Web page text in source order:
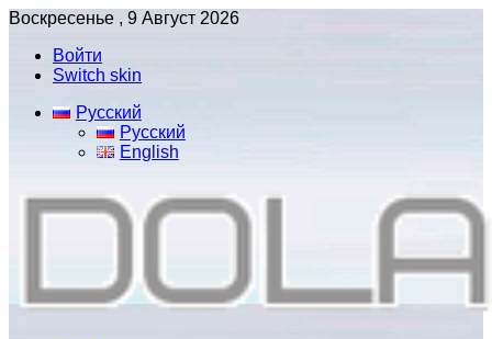
Воскресенье , 9 Август 2026
Войти
Switch skin
Русский
Русский
English